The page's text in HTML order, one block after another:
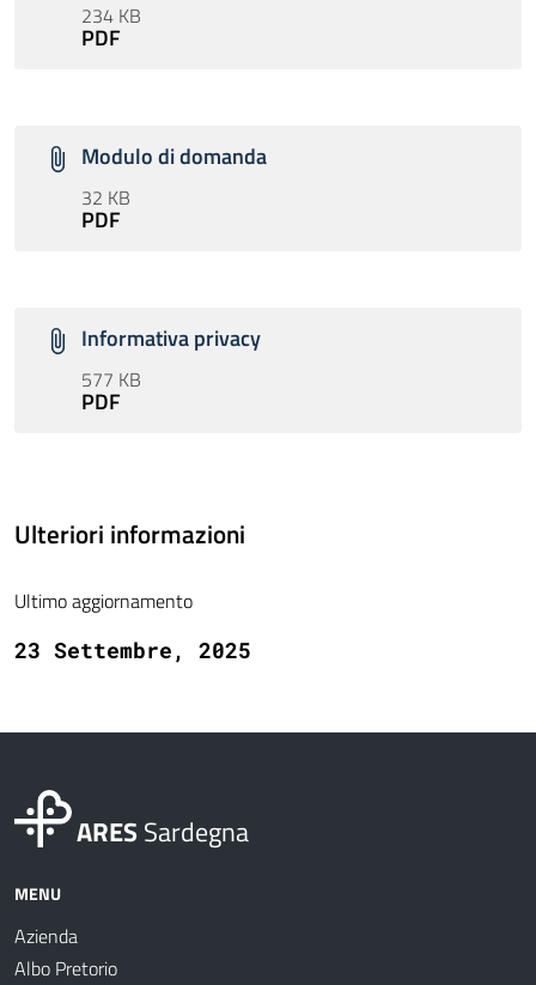
234 KB
PDF
Modulo di domanda
32 KB
PDF
Informativa privacy
577 KB
PDF
Ulteriori informazioni
Ultimo aggiornamento
23 Settembre, 2025
ARESSardegna
MENU
Azienda
Albo Pretorio